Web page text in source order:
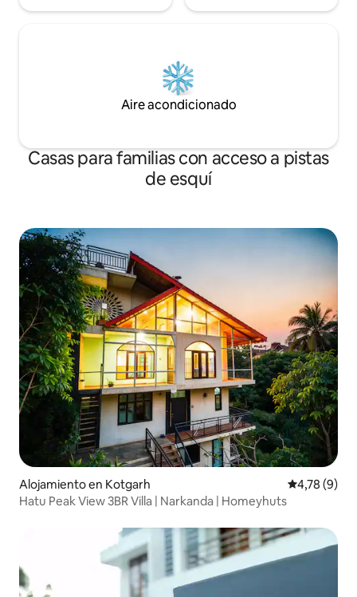
Aire acondicionado
Casas para familias con acceso a pistas
de esquí
Alojamiento en Kotgarh Calificación
4,78 (9)
Hatu Peak View 3BR Villa | Narkanda | Homeyhuts